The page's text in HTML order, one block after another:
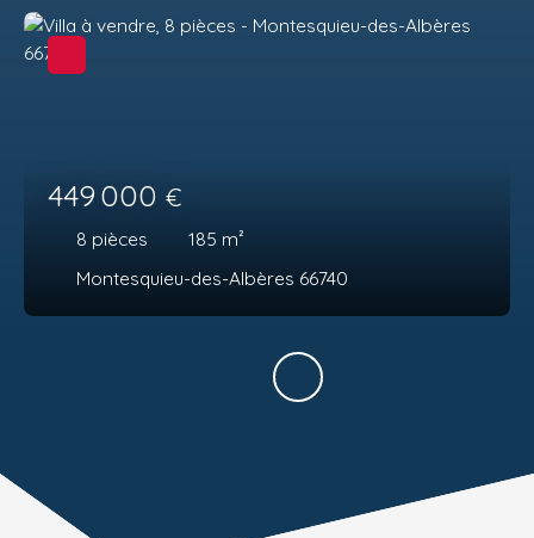
449 000 €
8 pièces 185 m²
Montesquieu-des-Albères 66740